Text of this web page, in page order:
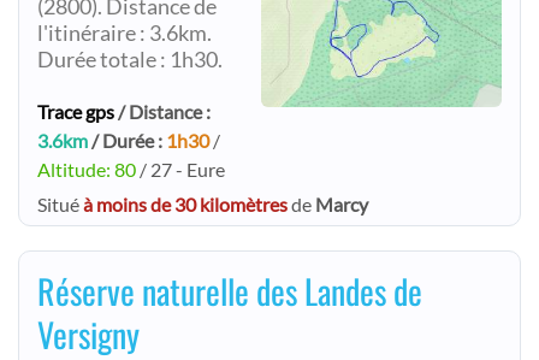
(2800). Distance de
l'itinéraire : 3.6km.
Durée totale : 1h30.
Trace gps/ Distance :
3.6km/ Durée : 1h30/
Altitude: 80 / 27 - Eure
Situéà moins de 30 kilomètresde Marcy
Réserve naturelle des Landes de
Versigny